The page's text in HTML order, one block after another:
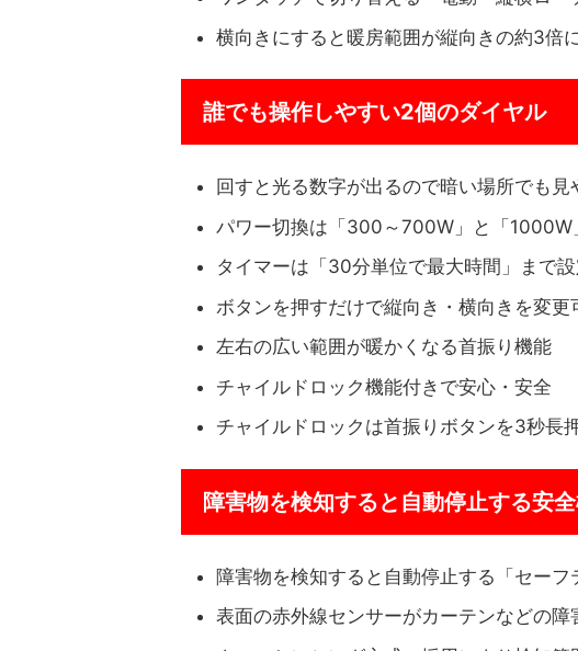
横向きにすると暖房範囲が縦向きの約3倍
誰でも操作しやすい2個のダイヤル
回すと光る数字が出るので暗い場所でも見
パワー切換は「300～700W」と「1000W
タイマーは「30分単位で最大時間」まで
ボタンを押すだけで縦向き・横向きを変更
左右の広い範囲が暖かくなる首振り機能
チャイルドロック機能付きで安心・安全
チャイルドロックは首振りボタンを3秒長
障害物を検知すると自動停止する安
障害物を検知すると自動停止する「セーフ
表面の赤外線センサーがカーテンなどの障